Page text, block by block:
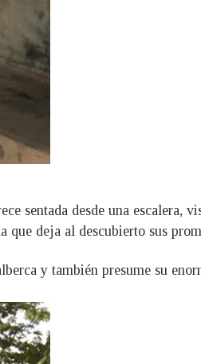
sentada desde una escalera,
deja al descubierto sus
y también presume su